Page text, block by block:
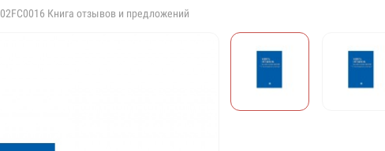
02FC0016 Книга отзывов и предложений